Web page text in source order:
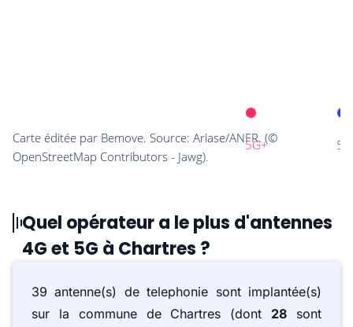
Quel opérateur a le plus d'antennes
4G et 5G à Chartres ?
39 antenne(s) de telephonie sont implantée(s)
sur la commune de Chartres (dont 28 sont